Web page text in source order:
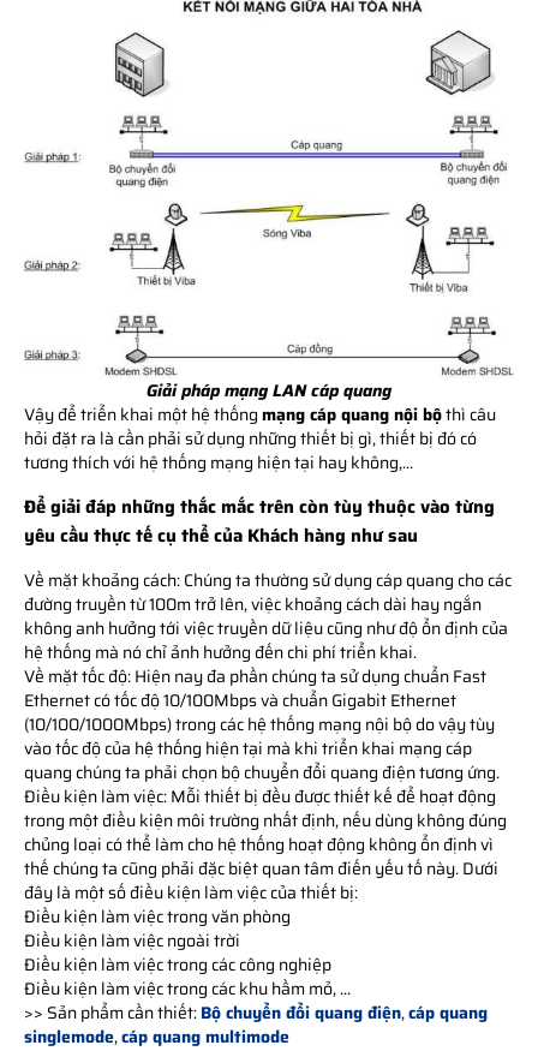
Giải pháp mạng LAN cáp quang
Vậy để triển khai một hệ thốngmạng cáp quang nội bộthì câu
hỏi đặt ra là cần phải sử dụng những thiết bị gì, thiết bị đó có
tương thích với hệ thống mạng hiện tại hay không,...
Để giải đáp những thắc mắc trên còn tùy thuộc vào từng
yêu cầu thực tế cụ thể của Khách hàng như sau
Về mặt khoảng cách: Chúng ta thường sử dụng cáp quang cho các
đường truyền từ 100m trở lên, việc khoảng cách dài hay ngắn
không anh hưởng tới việc truyền dữ liệu cũng như độ ổn định của
hệ thống mà nó chỉ ảnh hưởng đến chi phí triển khai.
Về mặt tốc độ: Hiện nay đa phần chúng ta sử dụng chuẩn Fast
Ethernet có tốc độ 10/100Mbps và chuẩn Gigabit Ethernet
(10/100/1000Mbps) trong các hệ thống mạng nội bộ do vậy tùy
vào tốc độ của hệ thống hiện tại mà khi triển khai mạng cáp
quang chúng ta phải chọn bộ chuyển đổi quang điện tương ứng.
Điều kiện làm việc: Mỗi thiết bị đều được thiết kế để hoạt động
trong một điều kiện môi trường nhất định, nếu dùng không đúng
chủng loại có thể làm cho hệ thống hoạt động không ổn định vì
thế chúng ta cũng phải đặc biệt quan tâm điến yếu tố này. Dưới
đây là một số điều kiện làm việc của thiết bị:
Điều kiện làm việc trong văn phòng
Điều kiện làm việc ngoài trời
Điều kiện làm việc trong các công nghiệp
Điều kiện làm việc trong các khu hầm mỏ, ...
>> Sản phẩm cần thiết:Bộ chuyển đổi quang điện,cáp quang
singlemode,cáp quang multimode